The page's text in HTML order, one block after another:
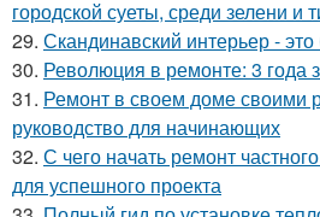
городской суеты, среди зелени и
29. Скандинавский интерьер -
30. Революция в ремонте: 3 года
31. Ремонт в своем доме своими
руководство для начинающих
32. С чего начать ремонт
для успешного проекта